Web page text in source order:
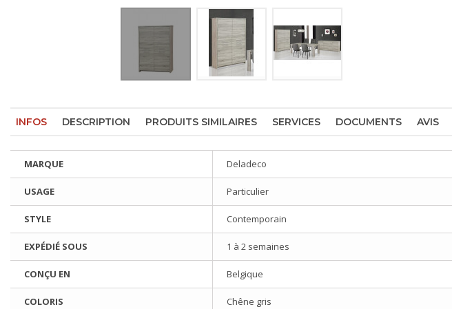
INFOS DESCRIPTION PRODUITS SIMILAIRES SERVICES DOCUMENTS AVIS
MARQUE Deladeco
USAGE Particulier
STYLE Contemporain
EXPÉDIÉ SOUS 1 à 2 semaines
CONÇU EN Belgique
COLORIS Chêne gris